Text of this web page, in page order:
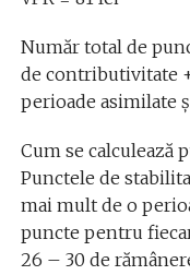
Număr total de
de contributivitate
perioade asimilate
Cum se calculează
Punctele de
mai mult de o
puncte pentru
26 – 30 de